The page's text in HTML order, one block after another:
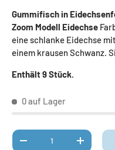
Gummifisch in
Zoom Modell Eidechse
eine schlanke Eidechse
einem krausen Schwanz.
Enthält 9 Stück.
0 auf Lager
Anzahl
MENGE VERRINGERNMENGE